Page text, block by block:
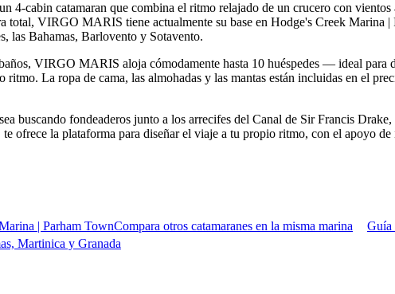
4-cabin catamaran que combina el ritmo relajado de un crucero con
total, VIRGO MARIS tiene actualmente su base en Hodge's Creek Marina
las Bahamas, Barlovento y Sotavento.
VIRGO MARIS aloja cómodamente hasta 10 huéspedes — ideal
ritmo. La ropa de cama, las almohadas y las mantas están incluidas en el
buscando fondeaderos junto a los arrecifes del Canal de Sir Francis
la plataforma para diseñar el viaje a tu propio ritmo, con el apoyo
| Parham TownCompara otros catamaranes en la misma marina Guía
Martinica y Granada